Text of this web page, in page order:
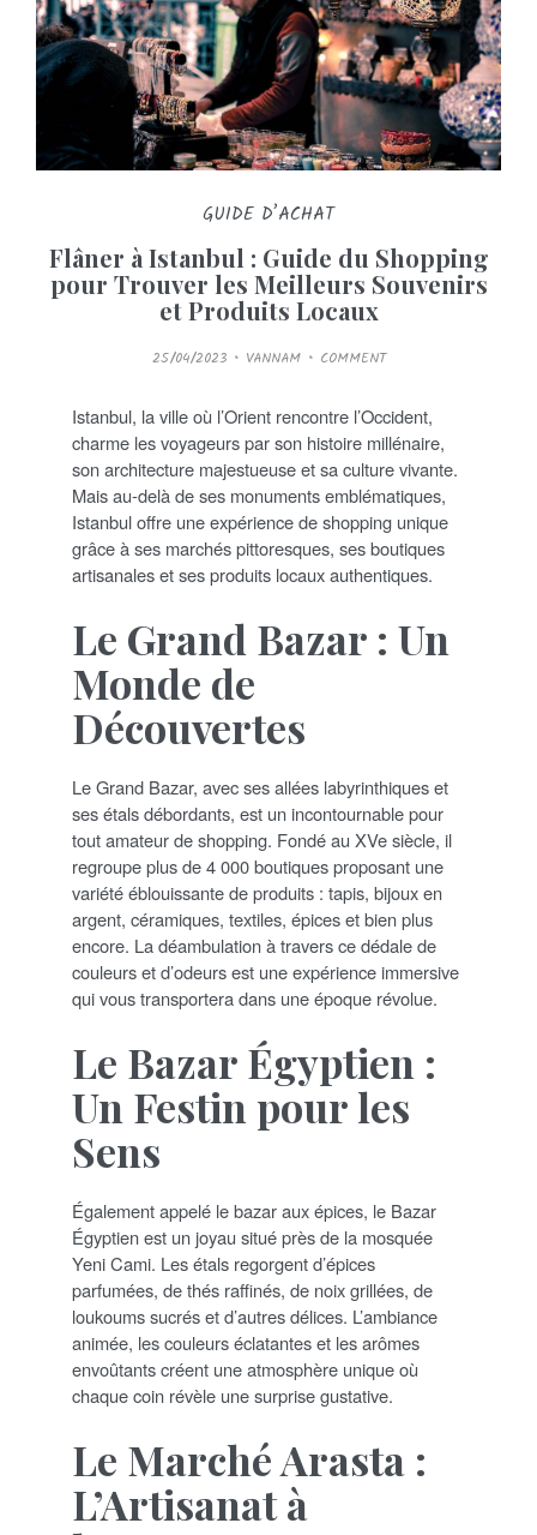
GUIDE D’ACHAT
Flâner à Istanbul : Guide du Shopping
pour Trouver les Meilleurs Souvenirs
et Produits Locaux
P
O
E
D
O
N
25/04/2023 VANNAM COMMENT
Istanbul, la ville où l’Orient rencontre l’Occident,
charme les voyageurs par son histoire millénaire,
son architecture majestueuse et sa culture vivante.
Mais au-delà de ses monuments emblématiques,
Istanbul offre une expérience de shopping unique
grâce à ses marchés pittoresques, ses boutiques
artisanales et ses produits locaux authentiques.
Le Grand Bazar : Un
Monde de
Découvertes
Le Grand Bazar, avec ses allées labyrinthiques et
ses étals débordants, est un incontournable pour
tout amateur de shopping. Fondé au XVe siècle, il
regroupe plus de 4 000 boutiques proposant une
variété éblouissante de produits : tapis, bijoux en
argent, céramiques, textiles, épices et bien plus
encore. La déambulation à travers ce dédale de
couleurs et d’odeurs est une expérience immersive
qui vous transportera dans une époque révolue.
Le Bazar Égyptien :
Un Festin pour les
Sens
Également appelé le bazar aux épices, le Bazar
Égyptien est un joyau situé près de la mosquée
Yeni Cami. Les étals regorgent d’épices
parfumées, de thés raffinés, de noix grillées, de
loukoums sucrés et d’autres délices. L’ambiance
animée, les couleurs éclatantes et les arômes
envoûtants créent une atmosphère unique où
chaque coin révèle une surprise gustative.
Le Marché Arasta :
L’Artisanat à